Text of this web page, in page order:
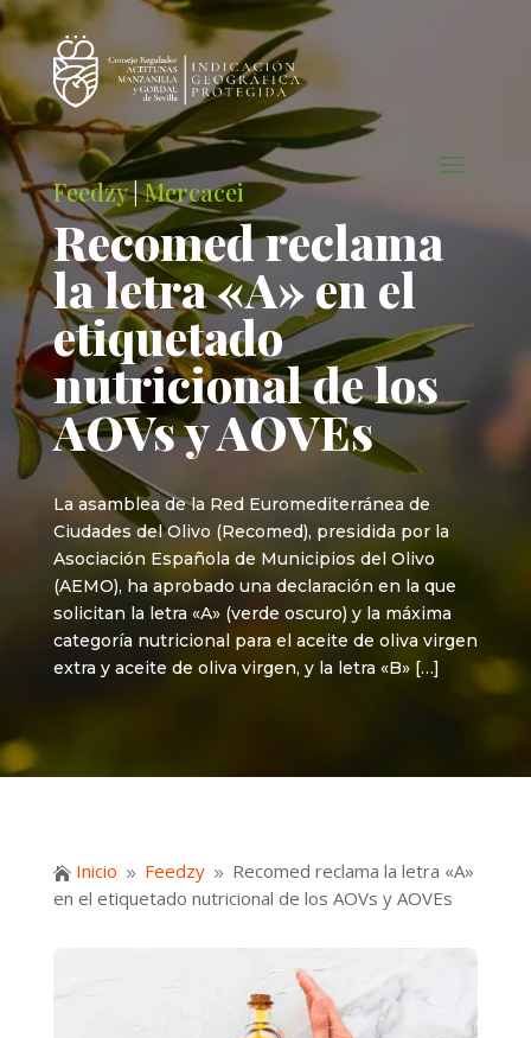
Feedzy|Mercacei
Recomed reclama
la letra «A» en el
etiquetado
nutricional de los
AOVs y AOVEs
La asamblea de la Red Euromediterránea de
Ciudades del Olivo (Recomed), presidida por la
Asociación Española de Municipios del Olivo
(AEMO), ha aprobado una declaración en la que
solicitan la letra «A» (verde oscuro) y la máxima
categoría nutricional para el aceite de oliva virgen
extra y aceite de oliva virgen, y la letra «B» […]
 Inicio 9 Feedzy 9 Recomed reclama la letra «A»
en el etiquetado nutricional de los AOVs y AOVEs